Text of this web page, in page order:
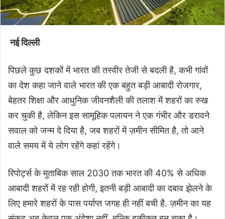
नई दिल्ली
पिछले कुछ दशकों में भारत की तस्वीर तेजी से बदली है, कभी गांवों
का देश कहा जाने वाले भारत की एक बहुत बड़ी आबादी रोजगार,
बेहतर शिक्षा और आधुनिक जीवनशैली की तलाश में शहरों का रुख
कर चुकी है, लेकिन इस सामूहिक पलायन ने एक गंभीर और डरावने
सवाल को जन्म दे दिया है, जब शहरों में ज़मीन सीमित है, तो आने
वाले समय में ये लोग रहेंगे कहां रहेंगे।
रिपोर्ट्स के मुताबिक साल 2030 तक भारत की 40% से अधिक
आबादी शहरों में रह रही होगी, इतनी बड़ी आबादी का दबाव झेलने के
लिए हमारे शहरों के पास पर्याप्त जगह ही नहीं बची है. ज़मीन का यह